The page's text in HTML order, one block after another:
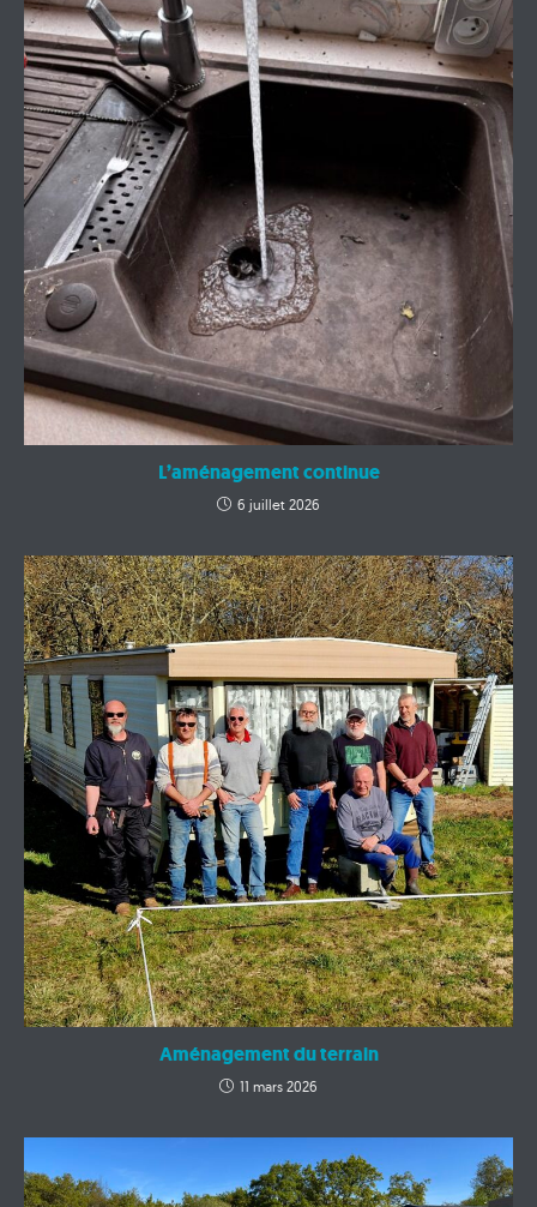
L’aménagement continue
6 juillet 2026
Aménagement du terrain
11 mars 2026